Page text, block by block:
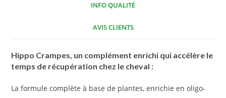
INFO QUALITÉ
AVIS CLIENTS
Hippo Crampes, un complément enrichi qui accélère le
temps de récupération chez le cheval :
La formule complète à base de plantes, enrichie en oligo-